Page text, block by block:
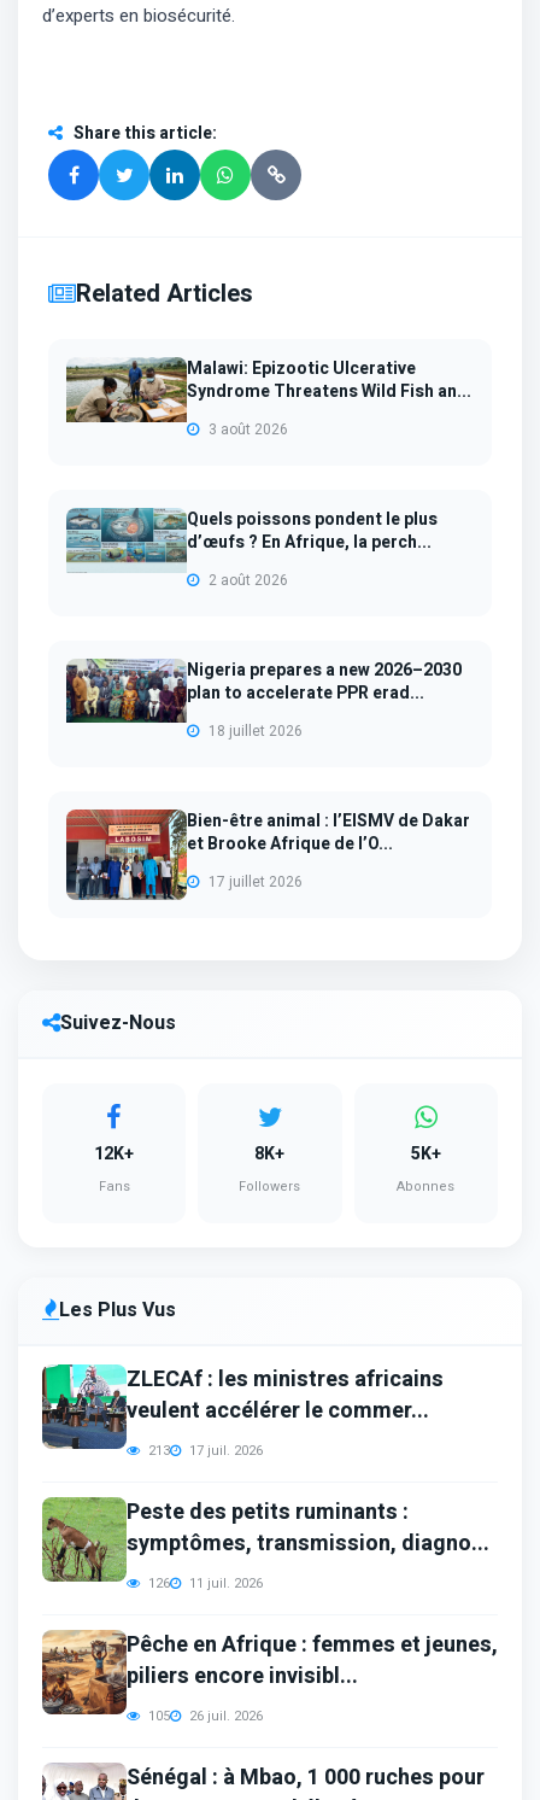
d’experts en biosécurité.
Share this article:
Related Articles
Malawi: Epizootic Ulcerative
Syndrome Threatens Wild Fish an...
3 août 2026
Quels poissons pondent le plus
d’œufs ? En Afrique, la perch...
2 août 2026
Nigeria prepares a new 2026–2030
plan to accelerate PPR erad...
18 juillet 2026
Bien-être animal : l’EISMV de Dakar
et Brooke Afrique de l’O...
17 juillet 2026
Suivez-Nous
12K+
Fans
8K+
Followers
5K+
Abonnes
Les Plus Vus
ZLECAf : les ministres africains
veulent accélérer le commer...
213 17 juil. 2026
Peste des petits ruminants :
symptômes, transmission, diagno...
126 11 juil. 2026
Pêche en Afrique : femmes et jeunes,
piliers encore invisibl...
105 26 juil. 2026
Sénégal : à Mbao, 1 000 ruches pour